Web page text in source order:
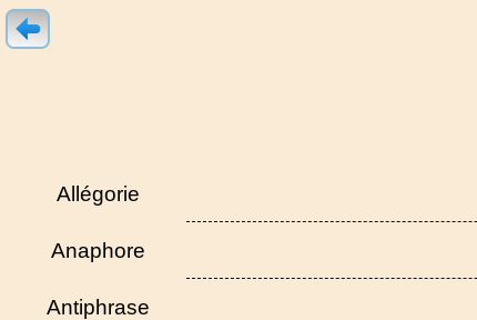
Allégorie
Anaphore
Antiphrase